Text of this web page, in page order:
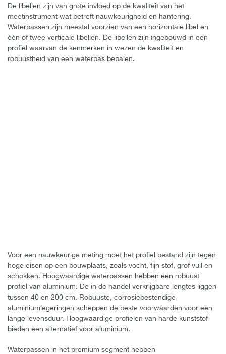
De libellen zijn van grote invloed op de kwaliteit van het
meetinstrument wat betreft nauwkeurigheid en hantering.
Waterpassen zijn meestal voorzien van een horizontale libel en
één of twee verticale libellen. De libellen zijn ingebouwd in een
profiel waarvan de kenmerken in wezen de kwaliteit en
robuustheid van een waterpas bepalen.
Voor een nauwkeurige meting moet het profiel bestand zijn tegen
hoge eisen op een bouwplaats, zoals vocht, fijn stof, grof vuil en
schokken. Hoogwaardige waterpassen hebben een robuust
profiel van aluminium. De in de handel verkrijgbare lengtes liggen
tussen 40 en 200 cm. Robuuste, corrosiebestendige
aluminiumlegeringen scheppen de beste voorwaarden voor een
lange levensduur. Hoogwaardige profielen van harde kunststof
bieden een alternatief voor aluminium.
Waterpassen in het premium segment hebben